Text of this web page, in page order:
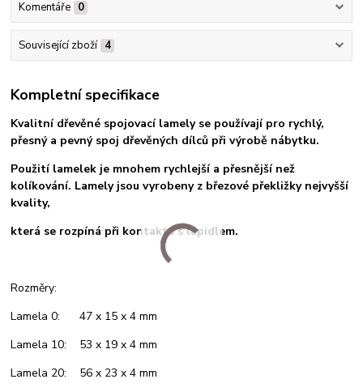
Komentáře 0
Související zboží 4
Kompletní specifikace
Kvalitní dřevěné spojovací lamely se používají pro rychlý,
přesný a pevný spoj dřevěných dílců při výrobě nábytku.
Použití lamelek je mnohem rychlejší a přesnější než
kolíkování. Lamely jsou vyrobeny z březové překližky nejvyšší
kvality,
která se rozpíná při kontaktu s lepidlem.
Rozměry:
Lamela 0: 47 x 15 x 4 mm
Lamela 10: 53 x 19 x 4 mm
Lamela 20: 56 x 23 x 4 mm